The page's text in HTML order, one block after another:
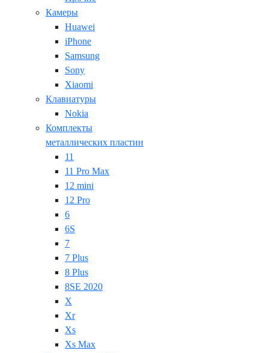
Камеры
Huawei
iPhone
Samsung
Sony
Xiaomi
Клавиатуры
Nokia
Комплекты
металлических пластин
11
11 Pro Max
12 mini
12 Pro
6
6S
7
7 Plus
8 Plus
8SE 2020
X
Xr
Xs
Xs Max